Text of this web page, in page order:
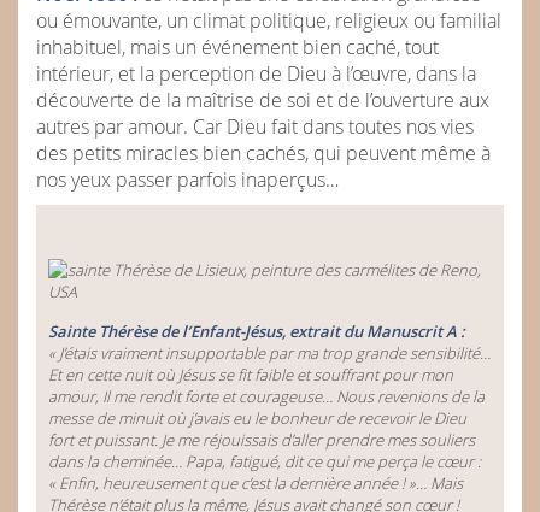
ou émouvante, un climat politique, religieux ou familial
inhabituel, mais un événement bien caché, tout
intérieur, et la perception de Dieu à l’œuvre, dans la
découverte de la maîtrise de soi et de l’ouverture aux
autres par amour. Car Dieu fait dans toutes nos vies
des petits miracles bien cachés, qui peuvent même à
nos yeux passer parfois inaperçus…
Sainte Thérèse de l’Enfant-Jésus, extrait du Manuscrit A :
« J’étais vraiment insupportable par ma trop grande sensibilité…
Et en cettenuitoù Jésus se fitfaibleet souffrant pour mon
amour, Il me renditforteet courageuse… Nous revenions de la
messe de minuit où j’avais eu le bonheur de recevoir le Dieu
fortetpuissant. Je me réjouissais d’aller prendre mes souliers
dans la cheminée… Papa, fatigué, dit ce qui me perça le cœur :
« Enfin, heureusement que c’est la dernière année ! »… Mais
Thérèse n’était plus la même, Jésus avait changé son cœur !